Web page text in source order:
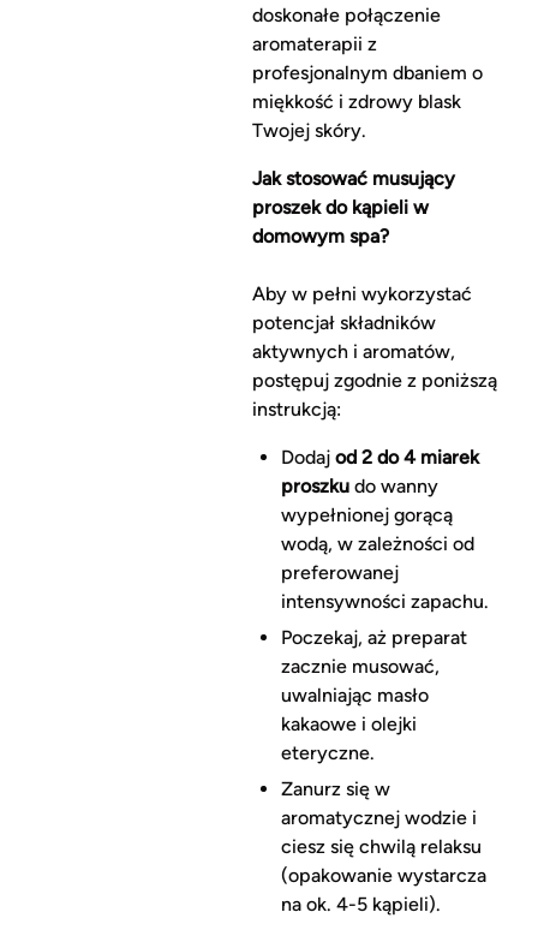
doskonałe połączenie
aromaterapii z
profesjonalnym dbaniem o
miękkość i zdrowy blask
Twojej skóry.
Jak stosować musujący
proszek do kąpieli w
domowym spa?
Aby w pełni wykorzystać
potencjał składników
aktywnych i aromatów,
postępuj zgodnie z poniższą
instrukcją:
Dodaj od 2 do 4 miarek
proszku do wanny
wypełnionej gorącą
wodą, w zależności od
preferowanej
intensywności zapachu.
Poczekaj, aż preparat
zacznie musować,
uwalniając masło
kakaowe i olejki
eteryczne.
Zanurz się w
aromatycznej wodzie i
ciesz się chwilą relaksu
(opakowanie wystarcza
na ok. 4-5 kąpieli).